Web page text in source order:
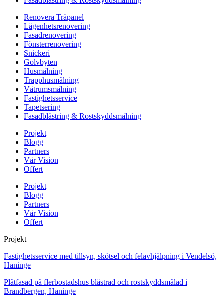
Renovera Träpanel
Lägenhetsrenovering
Fasadrenovering
Fönsterrenovering
Snickeri
Golvbyten
Husmålning
Trapphusmålning
Våtrumsmålning
Fastighetsservice
Tapetsering
Fasadblästring & Rostskyddsmålning
Projekt
Blogg
Partners
Vår Vision
Offert
Projekt
Blogg
Partners
Vår Vision
Offert
Projekt
Fastighetsservice med tillsyn, skötsel och felavhjälpning i Vendelsö,
Haninge
Plåtfasad på flerbostadshus blästrad och rostskyddsmålad i
Brandbergen, Haninge